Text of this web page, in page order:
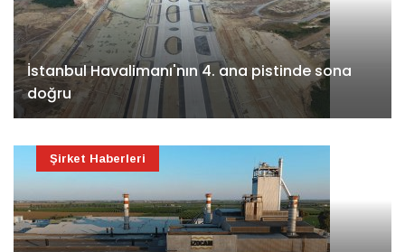
İstanbul Havalimanı'nın 4. ana pistinde sona
doğru
Şirket Haberleri